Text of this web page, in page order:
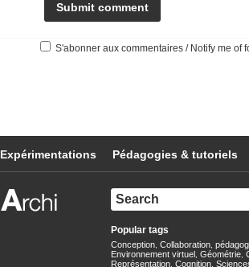
S'abonner aux commentaires / Notify me of
Expérimentations Pédagogies & tutoriels
Popular tags
Conception Collaboration
Environnement virtuel Géométrie
Représentation Cognition